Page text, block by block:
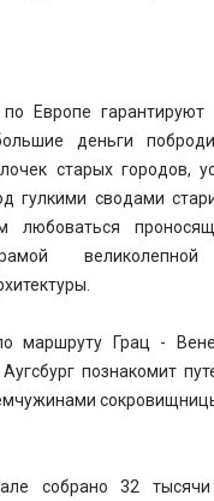
Европе гарантируют
деньги
старых городов,
гулкими сводами
любоваться
маршруту Грац -
познакомит
собрано 32